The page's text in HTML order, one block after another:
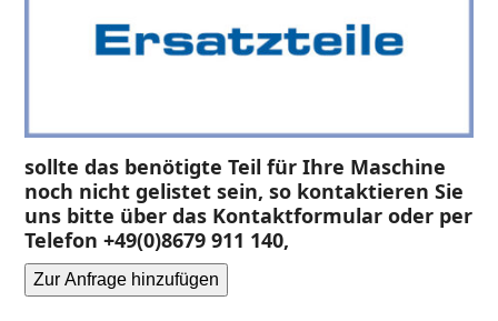
sollte das benötigte Teil für Ihre Maschine
noch nicht gelistet sein, so kontaktieren Sie
uns bitte über das Kontaktformular oder per
Telefon +49(0)8679 911 140,
Zur Anfrage hinzufügen